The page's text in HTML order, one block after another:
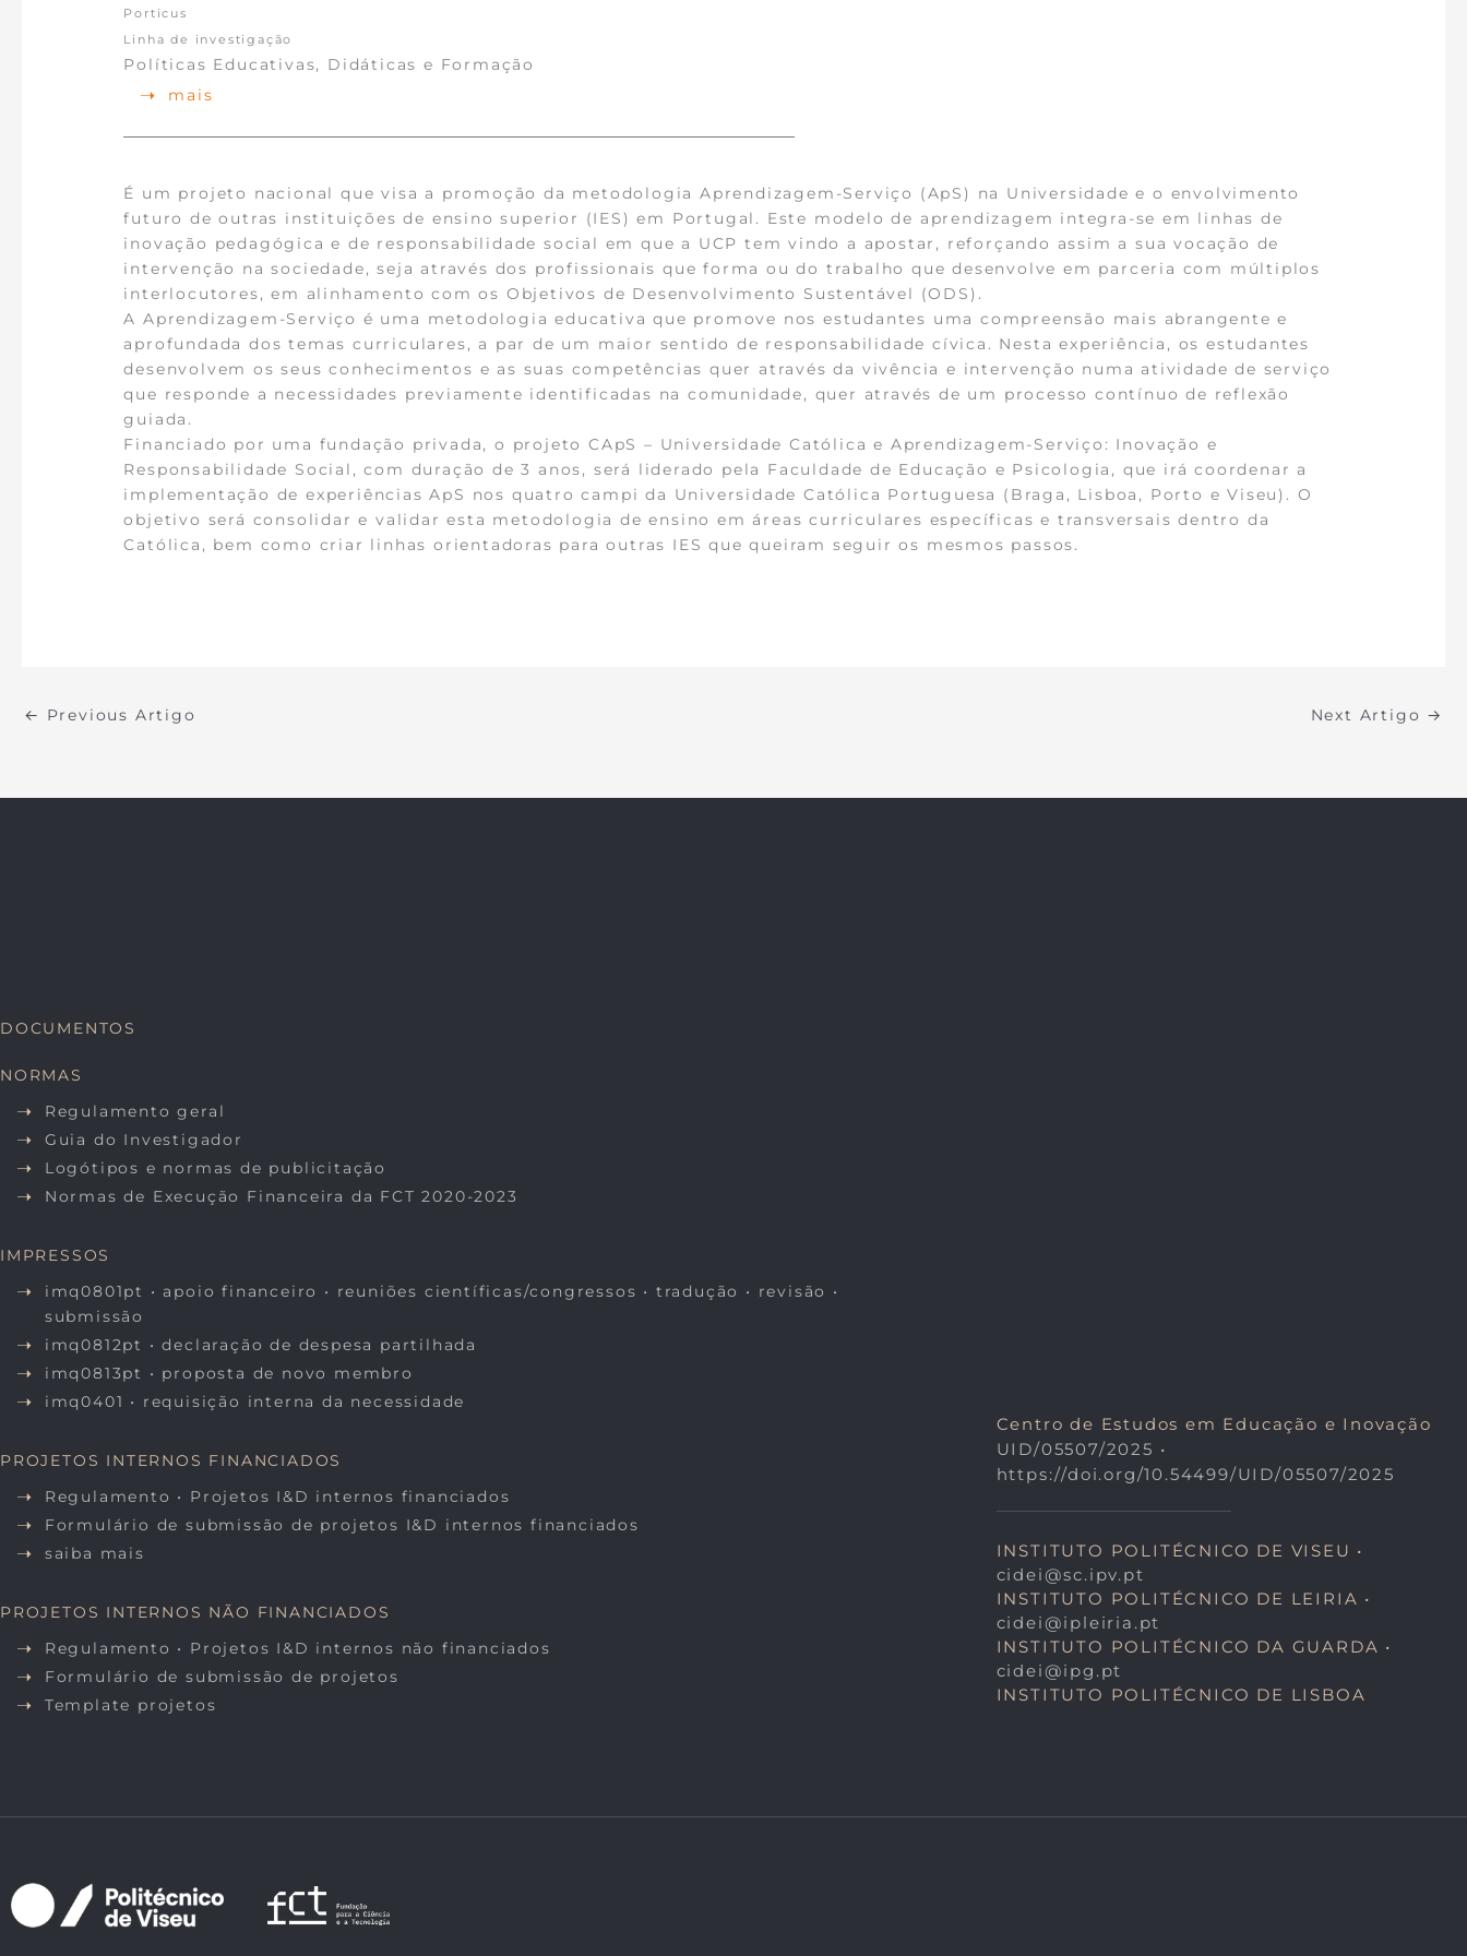
Porticus
Linha de investigação
Políticas Educativas, Didáticas e Formação
mais
É um projeto nacional que visa a promoção da metodologia Aprendizagem-Serviço (ApS) na Universidade e o envolvimento
futuro de outras instituições de ensino superior (IES) em Portugal. Este modelo de aprendizagem integra-se em linhas de
inovação pedagógica e de responsabilidade social em que a UCP tem vindo a apostar, reforçando assim a sua vocação de
intervenção na sociedade, seja através dos profissionais que forma ou do trabalho que desenvolve em parceria com múltiplos
interlocutores, em alinhamento com os Objetivos de Desenvolvimento Sustentável (ODS).
A Aprendizagem-Serviço é uma metodologia educativa que promove nos estudantes uma compreensão mais abrangente e
aprofundada dos temas curriculares, a par de um maior sentido de responsabilidade cívica. Nesta experiência, os estudantes
desenvolvem os seus conhecimentos e as suas competências quer através da vivência e intervenção numa atividade de serviço
que responde a necessidades previamente identificadas na comunidade, quer através de um processo contínuo de reflexão
guiada.
Financiado por uma fundação privada, o projeto CApS – Universidade Católica e Aprendizagem-Serviço: Inovação e
Responsabilidade Social, com duração de 3 anos, será liderado pela Faculdade de Educação e Psicologia, que irá coordenar a
implementação de experiências ApS nos quatro campi da Universidade Católica Portuguesa (Braga, Lisboa, Porto e Viseu). O
objetivo será consolidar e validar esta metodologia de ensino em áreas curriculares específicas e transversais dentro da
Católica, bem como criar linhas orientadoras para outras IES que queiram seguir os mesmos passos.
← Previous Artigo Next Artigo →
DOCUMENTOS
NORMAS
Regulamento geral
Guia do Investigador
Logótipos e normas de publicitação
Normas de Execução Financeira da FCT 2020-2023
IMPRESSOS
imq0801pt • apoio financeiro • reuniões científicas/congressos • tradução • revisão •
submissão
imq0812pt • declaração de despesa partilhada
imq0813pt • proposta de novo membro
imq0401 • requisição interna da necessidade
PROJETOS INTERNOS FINANCIADOS
Regulamento • Projetos I&D internos financiados
Formulário de submissão de projetos I&D internos financiados
saiba mais
PROJETOS INTERNOS NÃO FINANCIADOS
Regulamento • Projetos I&D internos não financiados
Formulário de submissão de projetos
Template projetos
Centro de Estudos em Educação e Inovação
UID/05507/2025 •
https://doi.org/10.54499/UID/05507/2025
INSTITUTO POLITÉCNICO DE VISEU •
cidei@sc.ipv.pt
INSTITUTO POLITÉCNICO DE LEIRIA •
cidei@ipleiria.pt
INSTITUTO POLITÉCNICO DA GUARDA •
cidei@ipg.pt
INSTITUTO POLITÉCNICO DE LISBOA